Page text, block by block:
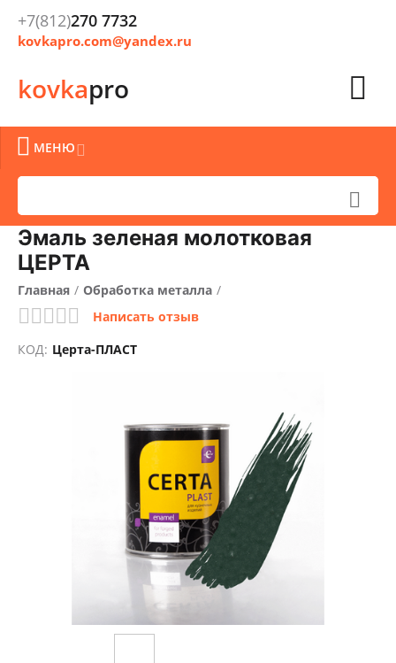
kovkapro
+7(812)270 7732
kovkapro.com@yandex.ru

 МЕНЮ

Эмаль зеленая молотковая
ЦЕРТА
Главная / Обработка металла /
Очистка, окраска и защита металла
Краски кузнечные
Написать отзыв
КОД: Церта-ПЛАСТ